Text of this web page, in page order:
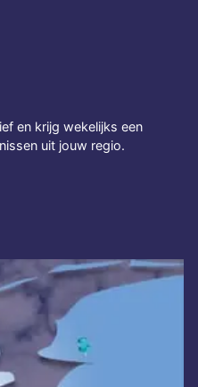
en krijg wekelijks een
uit jouw regio.